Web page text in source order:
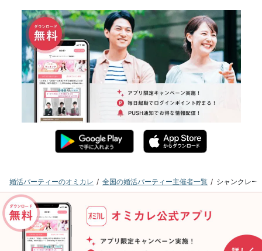
婚活パーティーのオミカレ 全国の婚活パーティー主催者一覧 シャンクレー